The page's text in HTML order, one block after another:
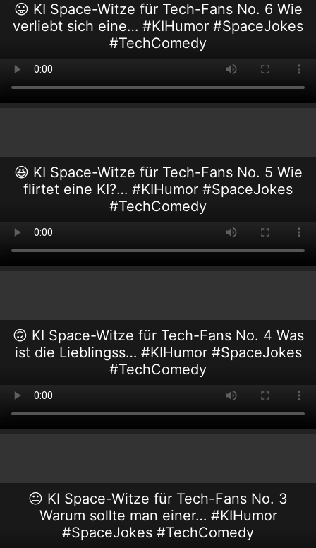
😛 KI Space-Witze für Tech-Fans No. 6 Wie
verliebt sich eine… #KIHumor #SpaceJokes
#TechComedy
😆 KI Space-Witze für Tech-Fans No. 5 Wie
flirtet eine KI?… #KIHumor #SpaceJokes
#TechComedy
🙃 KI Space-Witze für Tech-Fans No. 4 Was
ist die Lieblingss… #KIHumor #SpaceJokes
#TechComedy
😐 KI Space-Witze für Tech-Fans No. 3
Warum sollte man einer… #KIHumor
#SpaceJokes #TechComedy